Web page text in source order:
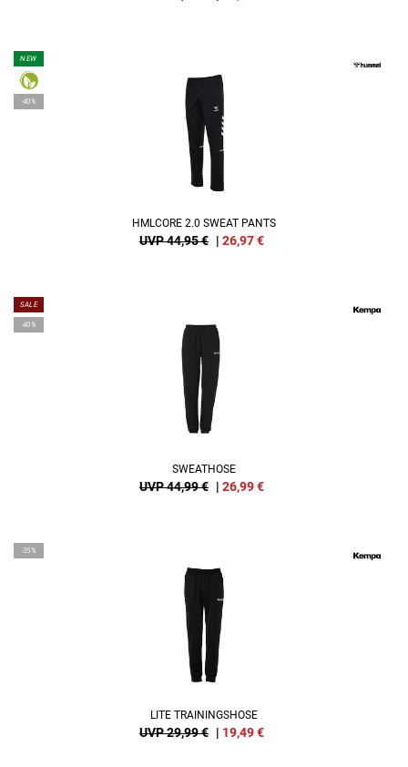
NEW
-40%
HMLCORE 2.0 SWEAT PANTS
UVP 44,95 € | 26,97€
SALE
-40%
SWEATHOSE
UVP 44,99 € | 26,99€
-35%
LITE TRAININGSHOSE
UVP 29,99 € | 19,49€